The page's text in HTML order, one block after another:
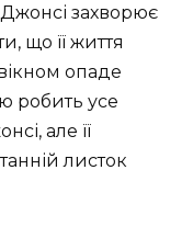
захворює
що її життя
опаде
робить усе
але її
листок